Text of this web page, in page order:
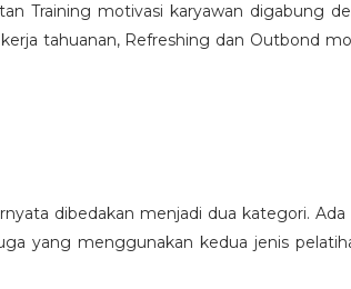
Training motivasi karyawan digabung
tahuanan, Refreshing dan Outbond
dibedakan menjadi dua kategori. Ada
yang menggunakan kedua jenis